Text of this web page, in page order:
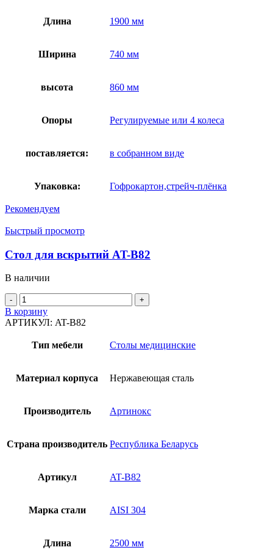
Длина 1900 мм
Ширина 740 мм
высота 860 мм
Опоры Регулируемые или 4 колеса
поставляется: в собранном виде
Упаковка: Гофрокартон,стрейч-плёнка
Рекомендуем
Быстрый просмотр
Стол для вскрытий AT-B82
В наличии
Количество
товара
Стол
вскрытий
В корзину
АРТИКУЛ: AT-B82
Тип мебели Столы медицинские
Материал корпуса Нержавеющая сталь
Производитель Артинокс
Страна производитель Республика Беларусь
Артикул AT-B82
Марка стали AISI 304
Длина 2500 мм